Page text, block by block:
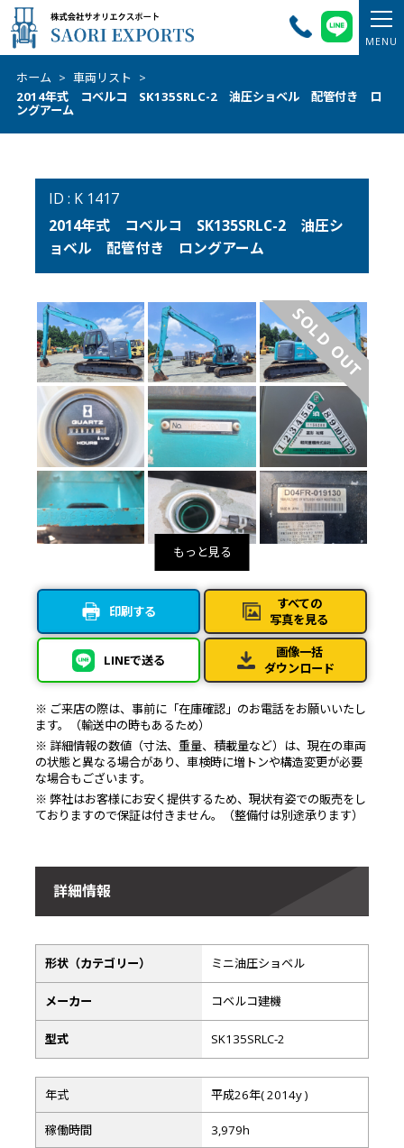
ホーム > 車両リスト >
2014年式 コベルコ SK135SRLC-2 油圧ショベル 配管付き ロ
ングアーム
ID : K 1417
2014年式 コベルコ SK135SRLC-2 油圧シ
ョベル 配管付き ロングアーム
SOLD OUT
印刷する
LINEで送る
すべての
写真を見る
画像一括
ダウンロード
※ ご来店の際は、事前に「在庫確認」のお電話をお願いいたし
ます。（輸送中の時もあるため）
※ 詳細情報の数値（寸法、重量、積載量など）は、現在の車両
の状態と異なる場合があり、車検時に増トンや構造変更が必要
な場合もございます。
※ 弊社はお客様にお安く提供するため、現状有姿での販売をし
ておりますので保証は付きません。（整備付は別途承ります）
詳細情報
形状（カテゴリー） ミニ油圧ショベル
メーカー コベルコ建機
型式 SK135SRLC-2
年式 平成26年( 2014y )
稼働時間 3,979h